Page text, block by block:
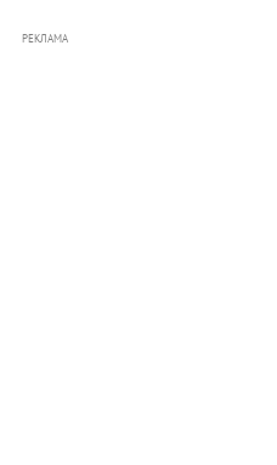
РЕКЛАМА